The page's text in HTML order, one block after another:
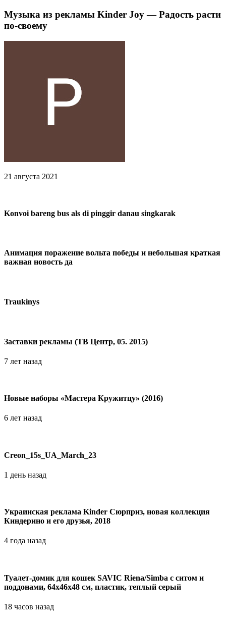
Музыка из рекламы Kinder Joy — Радость расти
по-своему
21 августа 2021
Konvoi bareng bus als di pinggir danau singkarak
Анимация поражение вольта победы и небольшая краткая
важная новость да
Traukinys
Заставки рекламы (ТВ Центр, 05. 2015)
7 лет назад
Новые наборы «Мастера Кружитцу» (2016)
6 лет назад
Сreon_15s_UA_March_23
1 день назад
Украинская реклама Kinder Сюрприз, новая коллекция
Киндерино и его друзья, 2018
4 года назад
Туалет-домик для кошек SAVIC Riena/Simba с ситом и
поддонами, 64х46х48 см, пластик, теплый серый
18 часов назад